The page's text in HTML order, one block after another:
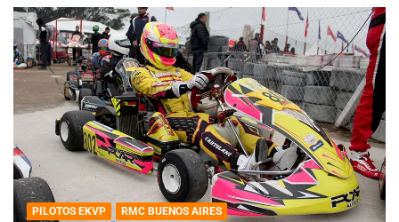
PILOTOS EKVP RMC BUENOS AIRES